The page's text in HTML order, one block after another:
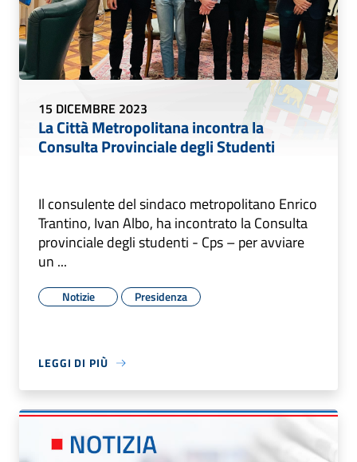
15 DICEMBRE 2023
La Città Metropolitana incontra la
Consulta Provinciale degli Studenti
Il consulente del sindaco metropolitano Enrico
Trantino, Ivan Albo, ha incontrato la Consulta
provinciale degli studenti - Cps – per avviare
un ...
Notizie Presidenza
LEGGI DI PIÙ